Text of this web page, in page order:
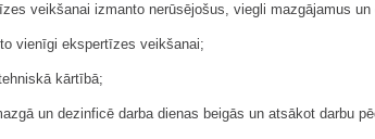
veikšanai izmanto nerūsējošus, viegli mazgājamus
vienīgi ekspertīzes veikšanai;
kārtībā;
un dezinficē darba dienas beigās un atsākot darbu